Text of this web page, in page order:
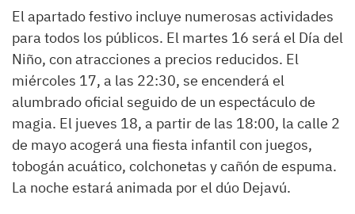
El apartado festivo incluye numerosas actividades
para todos los públicos. El martes 16 será el Día del
Niño, con atracciones a precios reducidos. El
miércoles 17, a las 22:30, se encenderá el
alumbrado oficial seguido de un espectáculo de
magia. El jueves 18, a partir de las 18:00, la calle 2
de mayo acogerá una fiesta infantil con juegos,
tobogán acuático, colchonetas y cañón de espuma.
La noche estará animada por el dúo Dejavú.